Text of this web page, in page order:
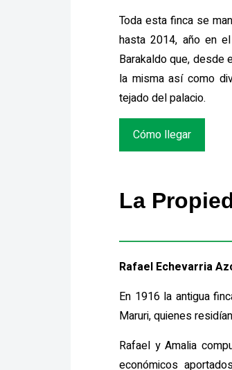
Toda esta finca se
hasta 2014, año en
Barakaldo que, desde
la misma así como
tejado del palacio.
Cómo llegar
La
Rafael Echevarria
En 1916 la antigua
Maruri, quienes
Rafael y Amalia
económicos